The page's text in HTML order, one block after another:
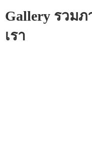
Gallery รวม
เรา